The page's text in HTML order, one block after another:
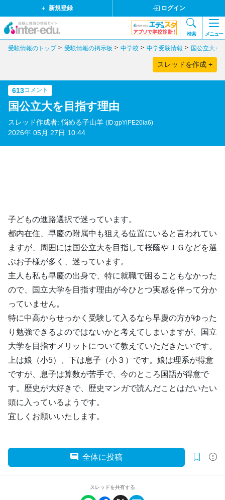
新規登録 ログイン
検索 メニュー
受験情報のトップ 受験情報の掲示板 中学校 中学受験情報 国公立大を
スレッドを作成 +
613コメント
国公立大を目指す理由
スレッド作成者: 悩める子山羊 (ID:gpYiPE20ia6)
2026年 05月 27日 10:44
子どもの進路選択で迷っています。
都内在住、早慶の附属中も狙える位置にいると言われてい
ますが、周囲には国公立大を目指して桜蔭やＪＧなどを選
ぶお子様が多く、迷っています。
主人も私も早慶の出身で、特に就職で困ることもなかった
ので、国立大学を目指す理由が今ひとつ実感を伴って分か
っていません。
特に中高からせっかく受験して入るなら早慶の方がゆった
り勉強できるよのではないかと考えてしまいますが、国立
大学を目指すメリットについて教えていただきたいです。
上は娘（小5）、下は息子（小３）です。娘は理系が得意
ですが、息子は算数が苦手で、今のところ国語が得意で
す。歴史が大好きで、歴史マンガで読んだことはだいたい
頭に入っているようです。
宜しくお願いいたします。
全体に投稿
スレッドを共有する